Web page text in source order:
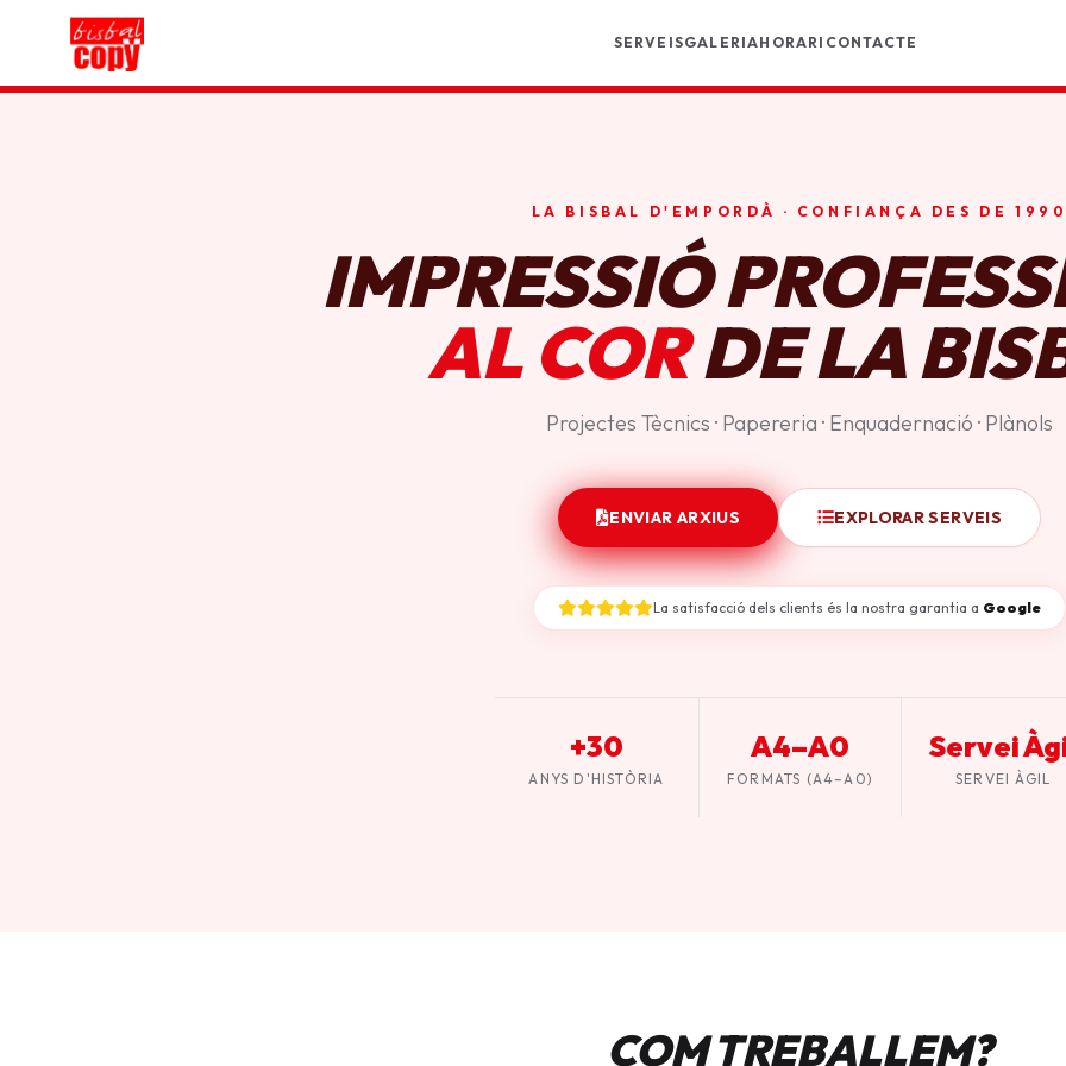
SERVEISGALERIAHORARI CONTACTE
LA BISBAL D'EMPORDÀ · CONFIANÇA DES DE
IMPRESSIÓ
AL CORDE LA
Projectes Tècnics · Papereria · Enquadernació · Plànols
ENVIAR ARXIUS EXPLORAR SERVEIS
La satisfacció dels clients és la nostra garantia a Google
+30
ANYS D'HISTÒRIA
A4–A0
FORMATS (A4–A0)
Servei
SERVEI ÀGIL
COM TREBALLEM?